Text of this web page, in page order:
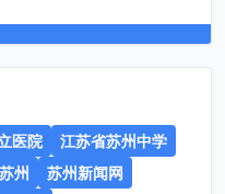
医院
江苏省苏州中学
州
苏州新闻网